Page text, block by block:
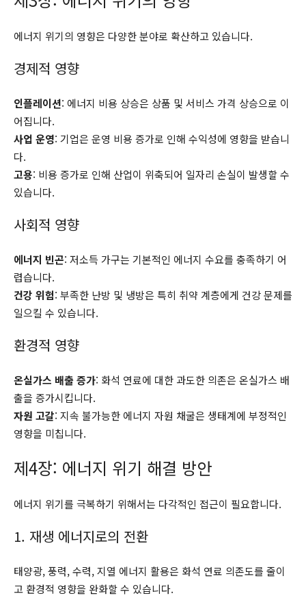
에너지 위기의 영향은 다양한 분야로 확산하고 있습니다.
경제적 영향
인플레이션: 에너지 비용 상승은 상품 및 서비스 가격 상승으로 이
어집니다.
사업 운영: 기업은 운영 비용 증가로 인해 수익성에 영향을 받습니
다.
고용: 비용 증가로 인해 산업이 위축되어 일자리 손실이 발생할 수
있습니다.
사회적 영향
에너지 빈곤: 저소득 가구는 기본적인 에너지 수요를 충족하기 어
렵습니다.
건강 위험: 부족한 난방 및 냉방은 특히 취약 계층에게 건강 문제를
일으킬 수 있습니다.
환경적 영향
온실가스 배출 증가: 화석 연료에 대한 과도한 의존은 온실가스 배
출을 증가시킵니다.
자원 고갈: 지속 불가능한 에너지 자원 채굴은 생태계에 부정적인
영향을 미칩니다.
제4장: 에너지 위기 해결 방안
에너지 위기를 극복하기 위해서는 다각적인 접근이 필요합니다.
1. 재생 에너지로의 전환
태양광, 풍력, 수력, 지열 에너지 활용은 화석 연료 의존도를 줄이
고 환경적 영향을 완화할 수 있습니다.